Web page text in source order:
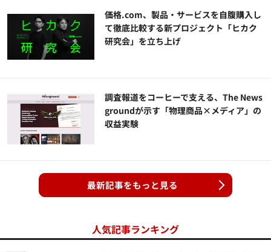
価格.com、製品・サービスを自腹購入し
て徹底比較する新プロジェクト「ヒカク
研究会」を立ち上げ
調査報道をコーヒーで支える、The News
groundが示す「物理商品×メディア」の
収益実験
最新記事をもっと見る
人気記事ランキング